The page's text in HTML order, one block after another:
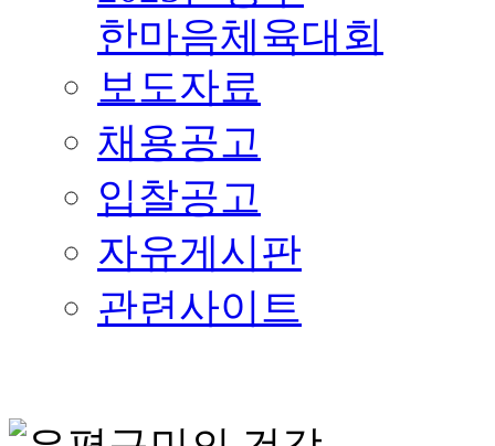
한마음체육대회
보도자료
채용공고
입찰공고
자유게시판
관련사이트